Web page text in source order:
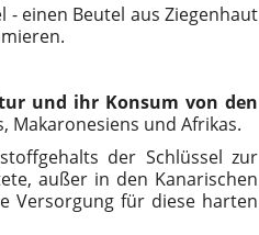
einen Beutel aus Ziegenhaut
und ihr Konsum von den
Makaronesiens und Afrikas.
der Schlüssel zur
außer in den Kanarischen
Versorgung für diese harten